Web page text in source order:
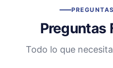
Preguntas
Todo lo que